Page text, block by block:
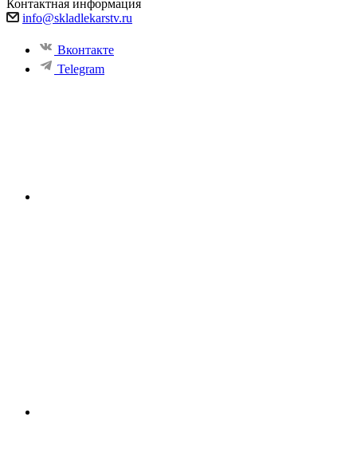
Контактная информация
info@skladlekarstv.ru
Вконтакте
Telegram